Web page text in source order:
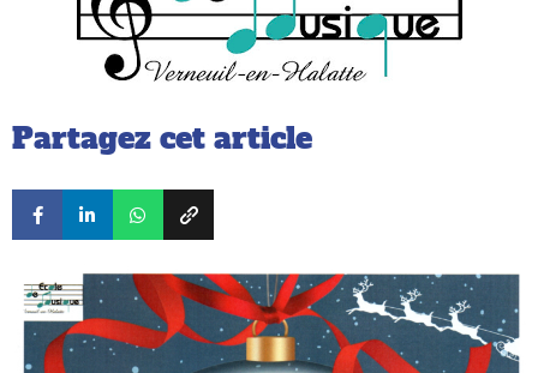
Partagez cet article